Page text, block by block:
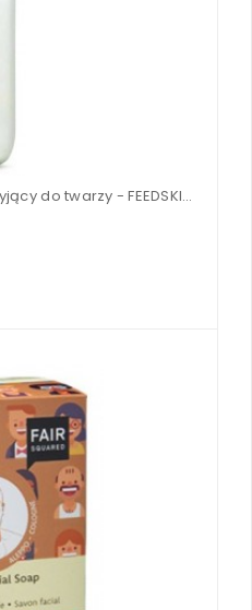
Simple Face Wash Żel myjący do twarzy - FEEDSKIN 190ml